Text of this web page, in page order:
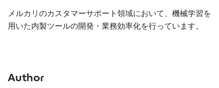
メルカリのカスタマーサポート領域において、機械学習を
用いた内製ツールの開発・業務効率化を行っています。
Author